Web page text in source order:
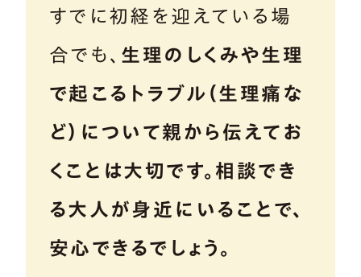
すでに初経を迎えている場
合でも、 生理のしくみや生理
で起こるトラブル（生理痛な
ど）について親から伝えてお
くことは大切です。相談でき
る大人が身近にいることで、
安心できるでしょう。